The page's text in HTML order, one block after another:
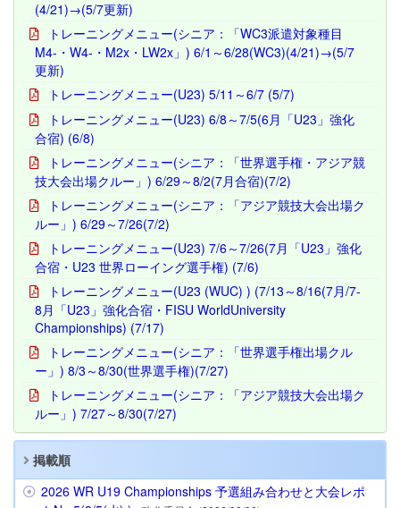
(4/21)→(5/7更新)
トレーニングメニュー(シニア：「WC3派遣対象種目
M4-・W4-・M2x・LW2x」) 6/1～6/28(WC3)(4/21)→(5/7
更新)
トレーニングメニュー(U23) 5/11～6/7 (5/7)
トレーニングメニュー(U23) 6/8～7/5(6月「U23」強化
合宿) (6/8)
トレーニングメニュー(シニア：「世界選手権・アジア競
技大会出場クルー」) 6/29～8/2(7月合宿)(7/2)
トレーニングメニュー(シニア：「アジア競技大会出場ク
ルー」) 6/29～7/26(7/2)
トレーニングメニュー(U23) 7/6～7/26(7月「U23」強化
合宿・U23 世界ローイング選手権) (7/6)
トレーニングメニュー(U23 (WUC) ) (7/13～8/16(7月/7-
8月「U23」強化合宿・FISU WorldUniversity
Championships) (7/17)
トレーニングメニュー(シニア：「世界選手権出場クル
ー」) 8/3～8/30(世界選手権)(7/27)
トレーニングメニュー(シニア：「アジア競技大会出場ク
ルー」) 7/27～8/30(7/27)
掲載順
2026 WR U19 Championships 予選組み合わせと大会レポ